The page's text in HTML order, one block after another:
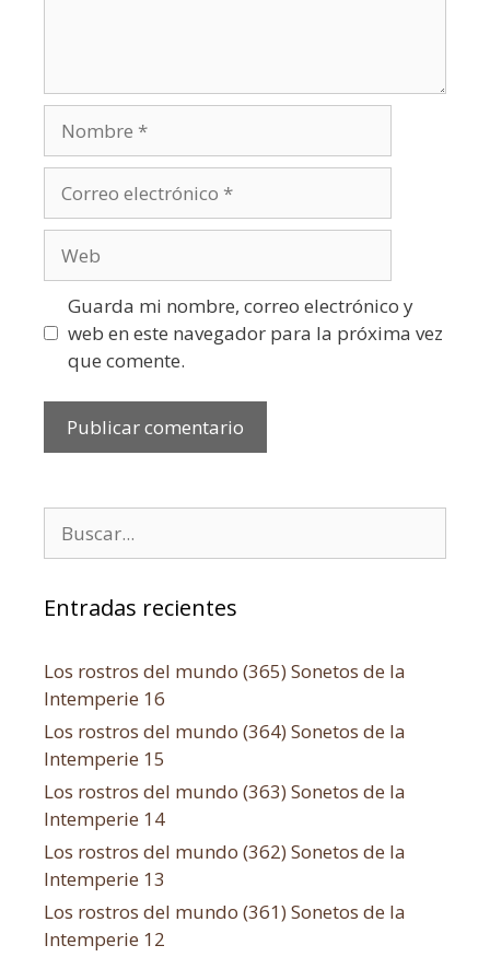
Guarda mi nombre, correo electrónico y
web en este navegador para la próxima vez
que comente.
Entradas recientes
Los rostros del mundo (365) Sonetos de la
Intemperie 16
Los rostros del mundo (364) Sonetos de la
Intemperie 15
Los rostros del mundo (363) Sonetos de la
Intemperie 14
Los rostros del mundo (362) Sonetos de la
Intemperie 13
Los rostros del mundo (361) Sonetos de la
Intemperie 12